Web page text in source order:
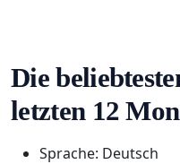
Die
letzten 12
Sprache: Deutsch